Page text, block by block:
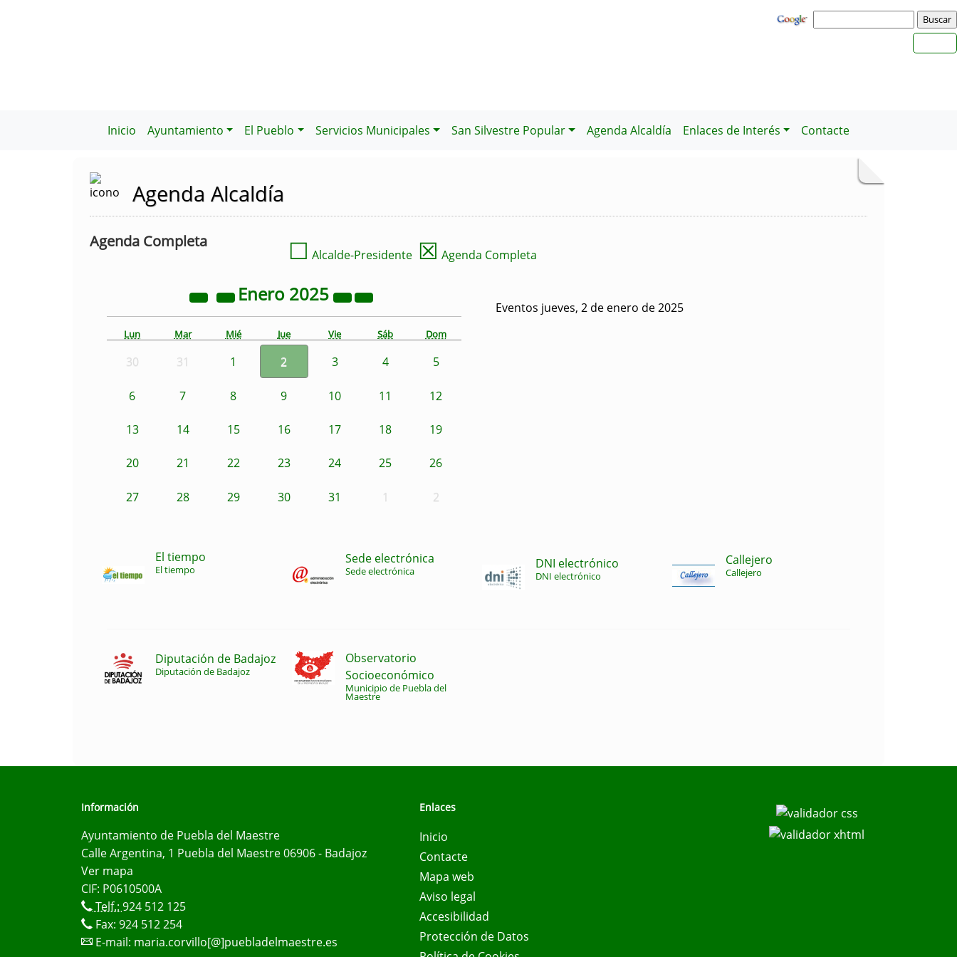
Inicio Ayuntamiento El Pueblo Servicios Municipales San Silvestre Popular Agenda Alcaldía Enlaces de Interés Contacte
Agenda Alcaldía
Agenda Completa ☐ Alcalde-Presidente ☒ Agenda Completa
Enero 2025
Lun Mar Mié Jue Vie Sáb Dom
30 31 1 2 3 4 5
6 7 8 9 10 11 12
13 14 15 16 17 18 19
20 21 22 23 24 25 26
27 28 29 30 31 1 2
Eventos jueves, 2 de enero de 2025
El tiempo
El tiempo
Sede electrónica
Sede electrónica DNI electrónico
DNI electrónico
Callejero
Callejero
Diputación de Badajoz
Diputación de Badajoz
Observatorio
Socioeconómico
Municipio de Puebla del
Maestre
Información
Ayuntamiento de Puebla del Maestre
Calle Argentina, 1 Puebla del Maestre 06906 - Badajoz
Ver mapa
CIF: P0610500A
Telf.:924 512 125
Fax: 924 512 254
E-mail: maria.corvillo[@]puebladelmaestre.es
Enlaces
Inicio
Contacte
Mapa web
Aviso legal
Accesibilidad
Protección de Datos